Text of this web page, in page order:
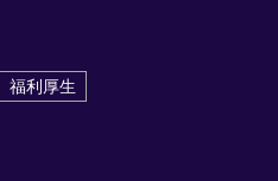
福利厚生